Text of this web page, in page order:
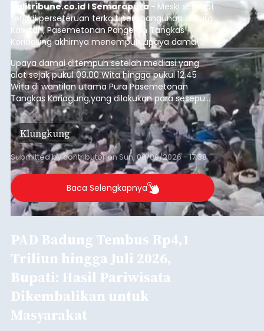
balitribune.co.id I Semarapura - Meski sempat
terjadi perseteruan terkait pembangunan di Pura
Kawitan, Pasemetonan Pangeran Tangkas
Koriagung akhirnya menempuh upaya damai,
pada Minggu (9/8/2026).
Upaya damai ditempuh setelah mediasi yang
alot sejak pukul 09.00 Wita hingga pukul 12.45
Wita di wantilan utama Pura Pasemetonan
Tangkas Koriagung,yang dilakukan para sesepuh
kedua belah pihak yang berseberangan.
Klungkung
Submitted bycontributoronSun, 08/09/2026 - 17:38
Baca Selengkapnya
PAD Badung Tembus Rp4,1
Triliun hingga Juli 2026,
Bupati: Hasil Pariwisata
Dikembalikan untuk
Masyarakat